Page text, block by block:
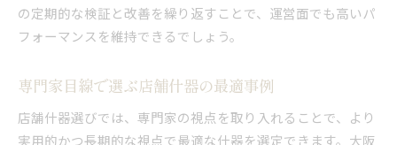
の定期的な検証と改善を繰り返すことで、運営面でも高いパ
フォーマンスを維持できるでしょう。
専門家目線で選ぶ店舗什器の最適事例
店舗什器選びでは、専門家の視点を取り入れることで、より
実用的かつ長期的な視点で最適な什器を選定できます。大阪